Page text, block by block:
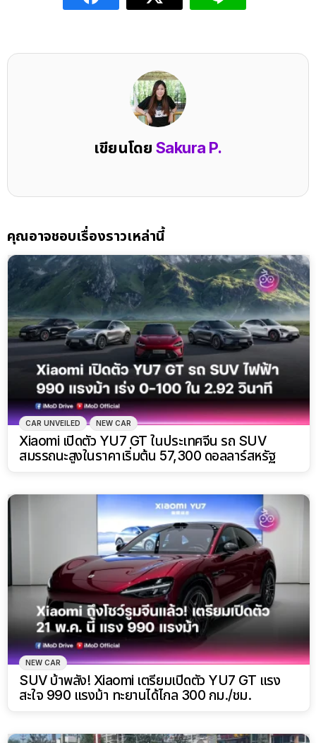
เขียนโดย Sakura P.
คุณอาจชอบเรื่องราวเหล่านี้
CAR UNVEILED NEW CAR
Xiaomi เปิดตัว YU7 GT ในประเทศจีน รถ SUV
สมรรถนะสูงในราคาเริ่มต้น 57,300 ดอลลาร์สหรัฐ
NEW CAR
SUV บ้าพลัง! Xiaomi เตรียมเปิดตัว YU7 GT แรง
สะใจ 990 แรงม้า ทะยานได้ไกล 300 กม./ชม.